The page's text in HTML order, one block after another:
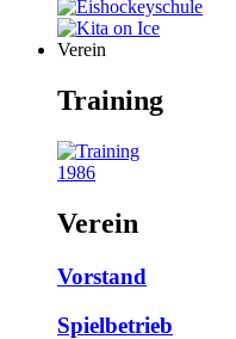
Verein
Training
1986
Verein
Vorstand
Spielbetrieb